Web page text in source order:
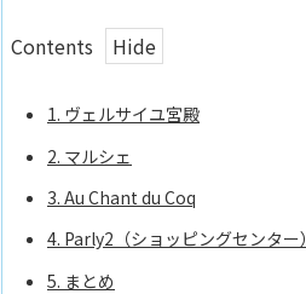
Contents
1. ヴェルサイユ宮殿
2. マルシェ
3. Au Chant du Coq
4. Parly2（ショッピングセンター）
5. まとめ